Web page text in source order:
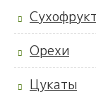
Орехи
Цукаты